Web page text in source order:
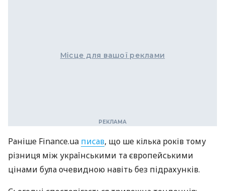
Місце для вашої реклами
Раніше Finance.ua писав, що ше кілька років тому
різниця між українськими та європейськими
цінами була очевидною навіть без підрахунків.